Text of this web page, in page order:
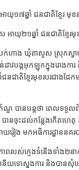
១៧ឆ្នាំ ជនជាតិខ្មែរ មុខរ
អាយុ២១ឆ្នាំ ជនជាតិខ្មែរ
ោង ឃុំតាសួស ស្រុកស្វាយជ្
ដាវបង្កអុកឡុកក្នុងរោងក
ជាតិខ្មែរមុខរបរជាងដ
បានបន្តថា ពេលទទួលព័
បានចុះដល់កន្លែងកើតហ
យរៀង មកអធិការដ្ឋាននគ
ាពរបស់ក្មេងទំនើងទាំង
យទោស្នងការ និងបានសុំ